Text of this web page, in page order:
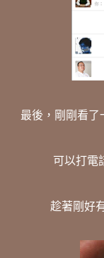
最後，剛剛看
可以打電
趁著剛好